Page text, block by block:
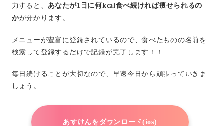
力すると、あなたが1日に何kcal食べ続ければ痩せられるの
かが分かります。
メニューが豊富に登録されているので、食べたものの名前を
検索して登録するだけで記録が完了します！！
毎日続けることが大切なので、早速今日から頑張っていきま
しょう。
あすけんをダウンロード(ios)